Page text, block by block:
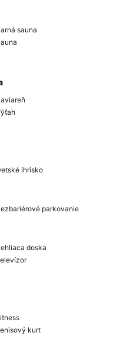
sauna
ihrisko
parkovanie
doska
kurt